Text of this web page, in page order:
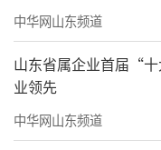
中华网山东频道
山东省属企业首届“
业领先
中华网山东频道